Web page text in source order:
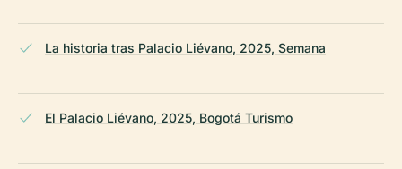
La historia tras Palacio Liévano, 2025, Semana
El Palacio Liévano, 2025, Bogotá Turismo